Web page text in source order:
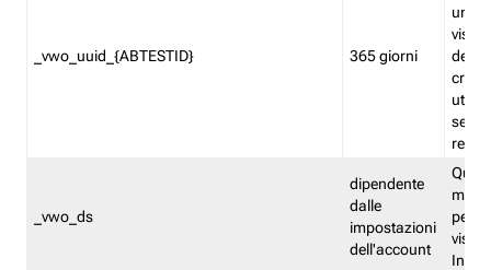
_vwo_uuid_{ABTESTID} 365 giorni
del
_vwo_ds
dipendente
dalle
impostazioni
dell'account